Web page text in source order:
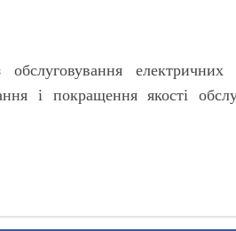
і покращення якості